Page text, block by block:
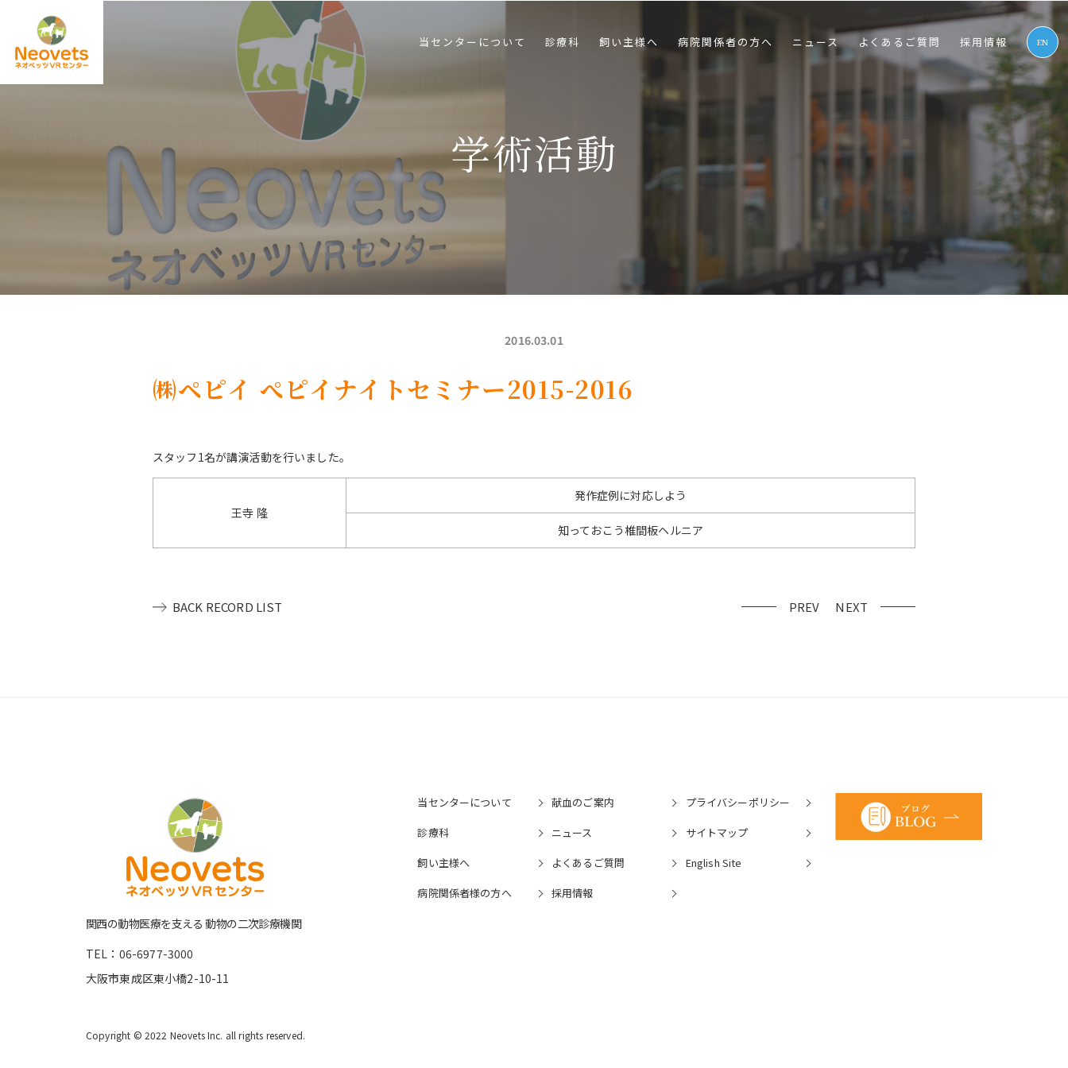
当センターについて 診療科 飼い主様へ 病院関係者の⽅へ ニュース よくあるご質問 採⽤情報 EN
学術活動
2016.03.01
㈱ペピイ ぺピイナイトセミナー2015-2016
スタッフ1名が講演活動を行いました。
王寺 隆
発作症例に対応しよう
知っておこう椎間板ヘルニア
PREV NEXT
BACK RECORD LIST
関⻄の動物医療を⽀える 動物の⼆次診療機関
TEL：06-6977-3000
大阪市東成区東小橋2-10-11
当センターについて
診療科
飼い主様へ
病院関係者様の⽅へ
献血のご案内
ニュース
よくあるご質問
採⽤情報
プライバシーポリシー
サイトマップ
English Site
Copyright © 2022 Neovets Inc. all rights reserved.